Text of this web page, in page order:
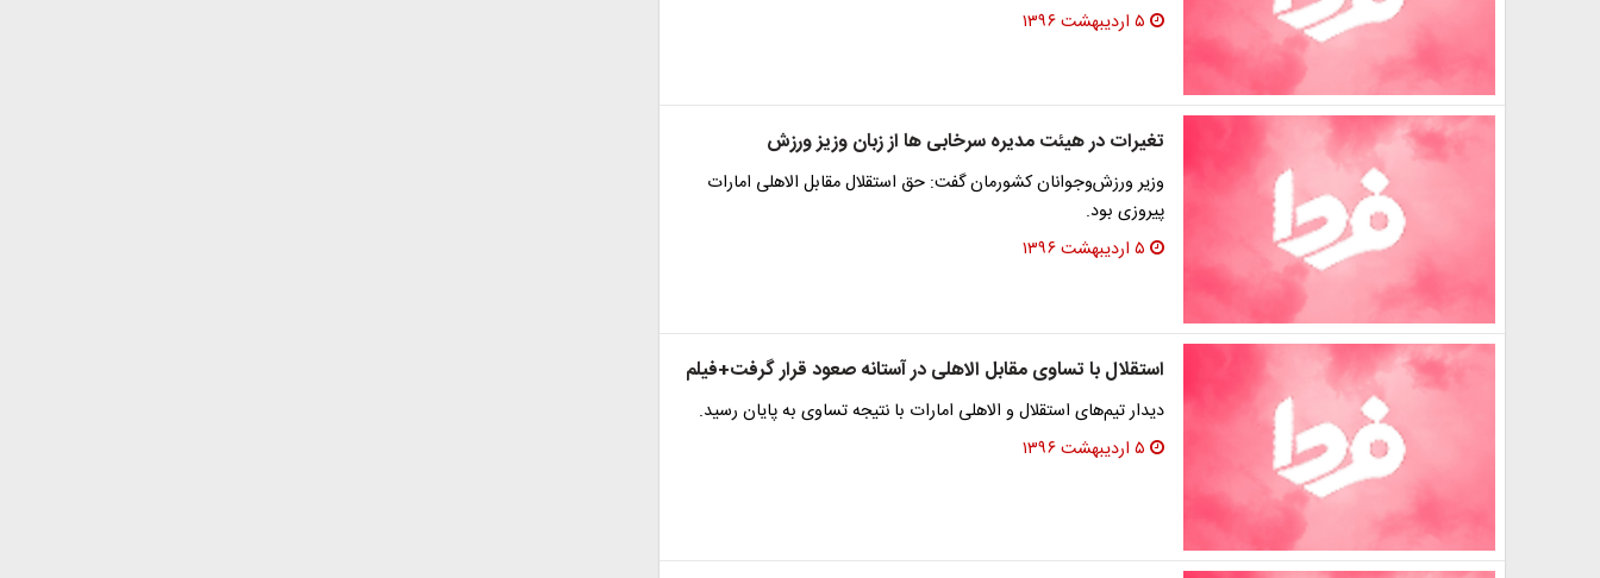
۵ اردیبهشت ۱۳۹۶
تغیرات در هیئت مدیره سرخابی ها از زبان وزیز ورزش
وزیر ورزش‌وجوانان کشورمان گفت: حق استقلال مقابل الاهلی امارات
پیروزی بود.
۵ اردیبهشت ۱۳۹۶
استقلال با تساوی مقابل الاهلی در آستانه صعود قرار گرفت+فیلم
دیدار تیم‌های استقلال و الاهلی امارات با نتیجه تساوی به پایان رسید.
۵ اردیبهشت ۱۳۹۶